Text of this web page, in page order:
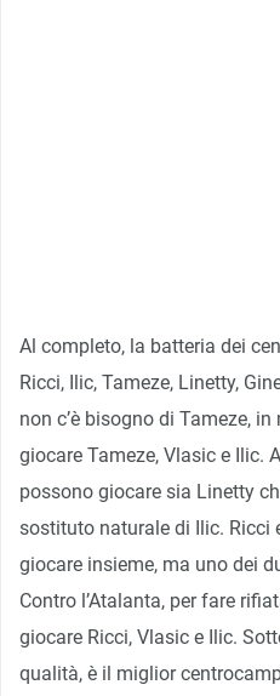
Al completo, la batteria dei
Ricci, Ilic, Tameze, Linetty,
non c’è bisogno di Tameze,
giocare Tameze, Vlasic e Ilic.
possono giocare sia Linetty
sostituto naturale di Ilic. Ricci
giocare insieme, ma uno dei
Contro l’Atalanta, per fare
giocare Ricci, Vlasic e Ilic.
qualità, è il miglior